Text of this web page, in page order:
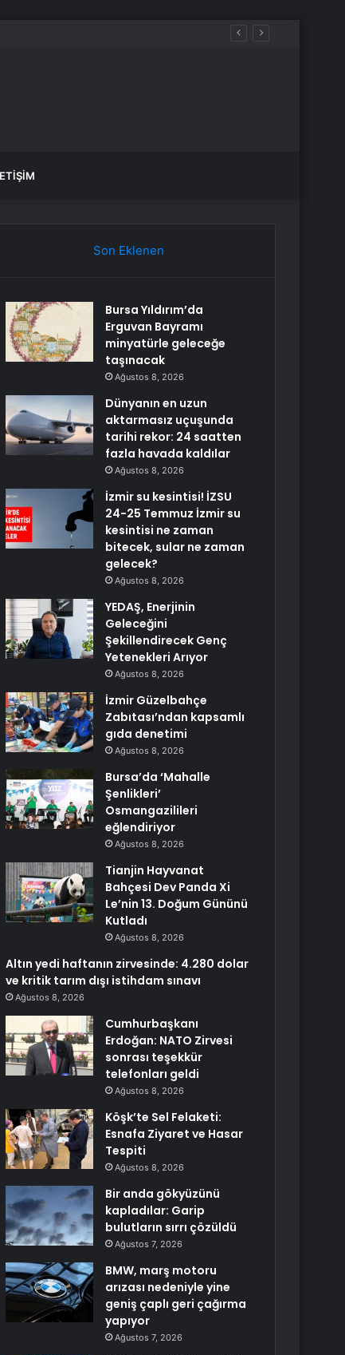
Son Eklenen
Bursa Yıldırım’da
Erguvan Bayramı
minyatürle geleceğe
taşınacak
Ağustos 8, 2026
Dünyanın en uzun
aktarmasız uçuşunda
tarihi rekor: 24 saatten
fazla havada kaldılar
Ağustos 8, 2026
İzmir su kesintisi! İZSU
24-25 Temmuz İzmir su
kesintisi ne zaman
bitecek, sular ne zaman
gelecek?
Ağustos 8, 2026
YEDAŞ, Enerjinin
Geleceğini
Şekillendirecek Genç
Yetenekleri Arıyor
Ağustos 8, 2026
İzmir Güzelbahçe
Zabıtası’ndan kapsamlı
gıda denetimi
Ağustos 8, 2026
Bursa’da ‘Mahalle
Şenlikleri’
Osmangazilileri
eğlendiriyor
Ağustos 8, 2026
Tianjin Hayvanat
Bahçesi Dev Panda Xi
Le’nin 13. Doğum Gününü
Kutladı
Ağustos 8, 2026
Altın yedi haftanın zirvesinde: 4.280 dolar
ve kritik tarım dışı istihdam sınavı
Ağustos 8, 2026
Cumhurbaşkanı
Erdoğan: NATO Zirvesi
sonrası teşekkür
telefonları geldi
Ağustos 8, 2026
Köşk’te Sel Felaketi:
Esnafa Ziyaret ve Hasar
Tespiti
Ağustos 8, 2026
Bir anda gökyüzünü
kapladılar: Garip
bulutların sırrı çözüldü
Ağustos 7, 2026
BMW, marş motoru
arızası nedeniyle yine
geniş çaplı geri çağırma
yapıyor
Ağustos 7, 2026